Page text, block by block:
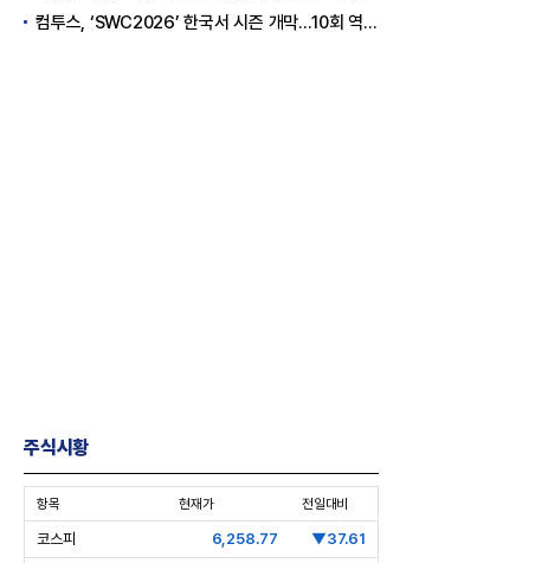
컴투스, ‘SWC2026’ 한국서 시즌 개막…10회 역사를 이어갈 챔피언은 누가 될까
주식시황
항목 현재가 전일대비
코스피 6,258.77 ▼37.61